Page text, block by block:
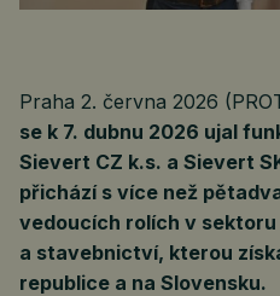
Praha 2. června 2026
se k 7. dubnu 2026 ujal
Sievert CZ k.s. a Sievert
přichází s více než
vedoucích rolích v
a stavebnictví, kterou
republice a na Slovensku.